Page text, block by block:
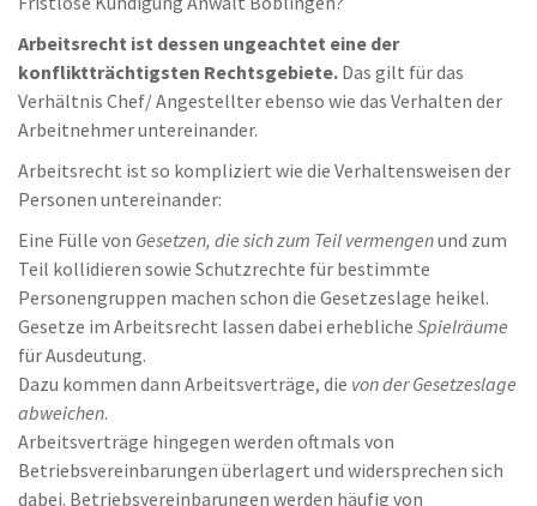
Arbeitsrecht ist dessen ungeachtet eine der
konfliktträchtigsten Rechtsgebiete. Das gilt für das
Verhältnis Chef/ Angestellter ebenso wie das Verhalten der
Arbeitnehmer untereinander.
Arbeitsrecht ist so kompliziert wie die Verhaltensweisen der
Personen untereinander:
Eine Fülle von Gesetzen, die sich zum Teil vermengenund zum
Teil kollidieren sowie Schutzrechte für bestimmte
Personengruppen machen schon die Gesetzeslage heikel.
Gesetze im Arbeitsrecht lassen dabei erhebliche Spielräume
für Ausdeutung.
Dazu kommen dann Arbeitsverträge, die von der Gesetzeslage
abweichen.
Arbeitsverträge hingegen werden oftmals von
Betriebsvereinbarungen überlagert und widersprechen sich
dabei. Betriebsvereinbarungen werden häufig von